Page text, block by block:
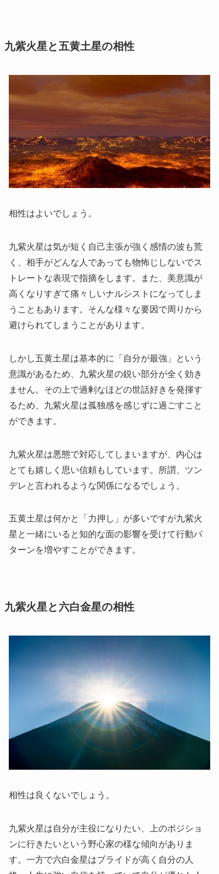
九紫火星と五黄土星の相性
相性はよいでしょう。
九紫火星は気が短く自己主張が強く感情の波も荒
く、相手がどんな人であっても物怖じしないでス
トレートな表現で指摘をします。また、美意識が
高くなりすぎて痛々しいナルシストになってしま
うこともあります。そんな様々な要因で周りから
避けられてしまうことがあります。
しかし五黄土星は基本的に「自分が最強」という
意識があるため、九紫火星の鋭い部分が全く効き
ません。その上で過剰なほどの世話好きを発揮す
るため、九紫火星は孤独感を感じずに過ごすこと
ができます。
九紫火星は悪態で対応してしまいますが、内心は
とても嬉しく思い信頼もしています。所謂、ツン
デレと言われるような関係になるでしょう。
五黄土星は何かと「力押し」が多いですが九紫火
星と一緒にいると知的な面の影響を受けて行動パ
ターンを増やすことができます。
九紫火星と六白金星の相性
相性は良くないでしょう。
九紫火星は自分が主役になりたい、上のポジショ
ンに行きたいという野心家の様な傾向がありま
す。一方で六白金星はプライドが高く自分の人